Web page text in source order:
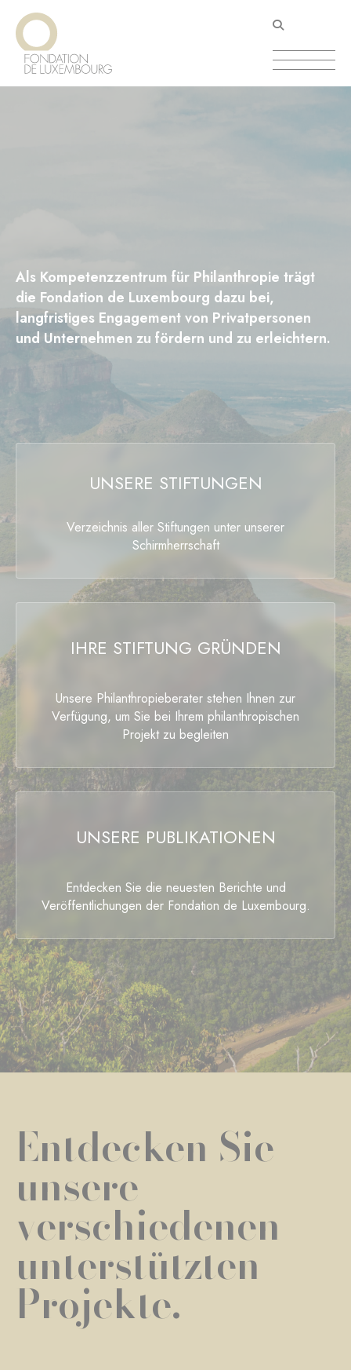
Direkt
zum
Inhalt
Als Kompetenzzentrum für Philanthropie trägt
die Fondation de Luxembourg dazu bei,
langfristiges Engagement von Privatpersonen
und Unternehmen zu fördern und zu erleichtern.
UNSERE STIFTUNGEN
Verzeichnis aller Stiftungen unter unserer
Schirmherrschaft
IHRE STIFTUNG GRÜNDEN
Unsere Philanthropieberater stehen Ihnen zur
Verfügung, um Sie bei Ihrem philanthropischen
Projekt zu begleiten
UNSERE PUBLIKATIONEN
Entdecken Sie die neuesten Berichte und
Veröffentlichungen der Fondation de Luxembourg.
Entdecken Sie
unsere
verschiedenen
unterstützten
Projekte.
Cookie-Einstellungen